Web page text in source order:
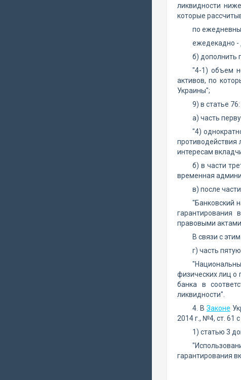
ликвидности
которые
по
ежедекадно -
б) дополнить
"4-1) объем
активов, по
Украины";
9) в статье 76:
а) часть
"4)
противодействия
интересам
б) в части
временная
в) после
"Банковский
гарантирования
правовыми
В связи с
г) часть
физических лиц о
банка в
ликвидности".
4. В Законе
2014 г., №4, ст. 61
1) статью 3
гарантирования